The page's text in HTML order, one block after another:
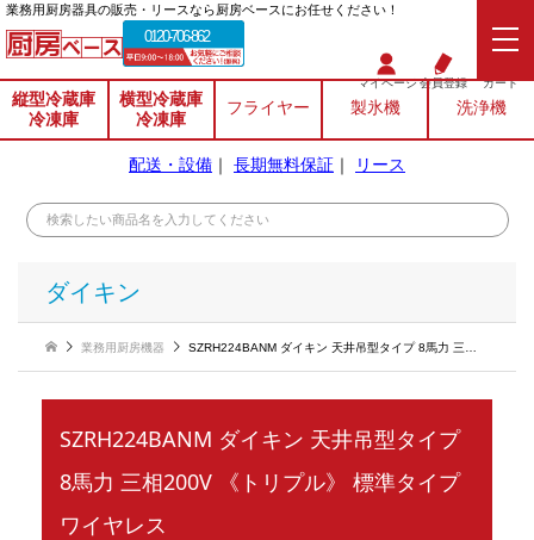
業務⽤厨房器具の販売・リースなら厨房ベースにお任せください！
0120-706-862
マイページ会員登録 カート
縦型冷蔵庫
冷凍庫
横型冷蔵庫
冷凍庫
フライヤー 製氷機 洗浄機
配送・設備 ｜ 長期無料保証 ｜ リース
ダイキン
業務用厨房機器 SZRH224BANM ダイキン 天井吊型タイプ 8馬力 三相200V 《トリプル》 標準タイプ ワイヤレス
SZRH224BANM ダイキン 天井吊型タイプ
8馬力 三相200V 《トリプル》 標準タイプ
ワイヤレス